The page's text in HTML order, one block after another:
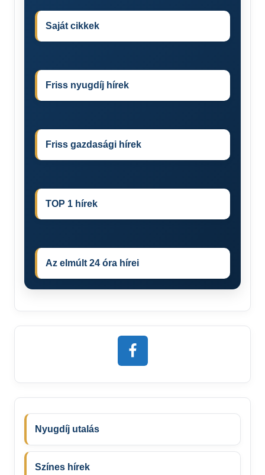
Saját cikkek
Friss nyugdíj hírek
Friss gazdasági hírek
TOP 1 hírek
Az elmúlt 24 óra hírei
Nyugdíj utalás
Színes hírek